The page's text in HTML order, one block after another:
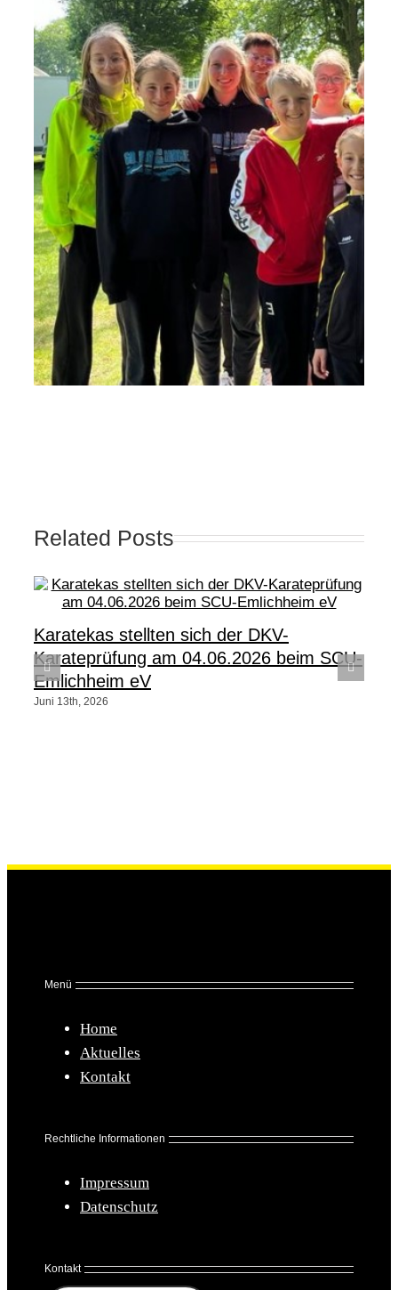
Related Posts
Karatekas stellten sich der DKV-
Karateprüfung am 04.06.2026 beim SCU-
Emlichheim eV
Juni 13th, 2026
Menü
Home
Aktuelles
Kontakt
Rechtliche Informationen
Impressum
Datenschutz
Kontakt